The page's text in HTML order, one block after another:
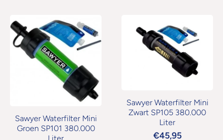
Sawyer Waterfilter Mini
Groen SP101 380.000
Sawyer Waterfilter Mini
Zwart SP105 380.000
Liter
€45,95